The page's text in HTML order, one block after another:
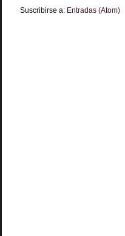
Suscribirse a: Entradas (Atom)